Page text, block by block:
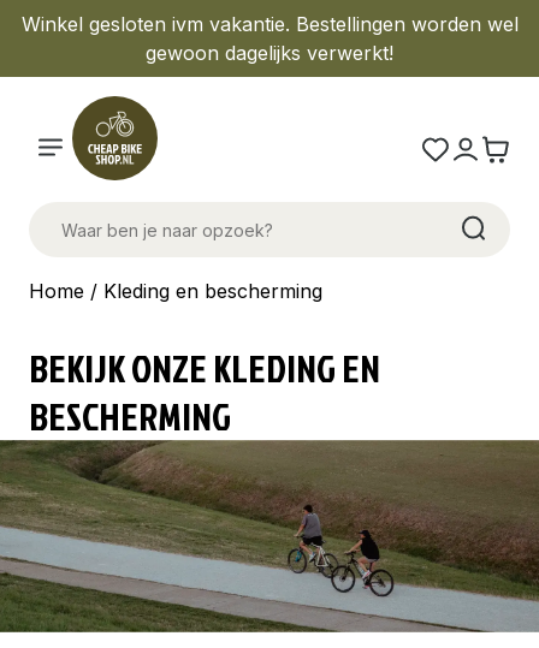
Winkel gesloten ivm vakantie. Bestellingen worden wel
gewoon dagelijks verwerkt!
Home / Kleding en bescherming
BEKIJK ONZE KLEDING EN
BESCHERMING